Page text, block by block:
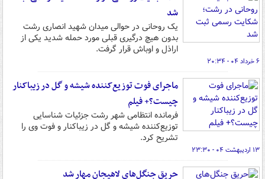
شد
یک روحانی در حوالی میدان شهید انصاری رشت
بدون هیچ درگیری قبلی مورد حمله شدید یکی از
اراذل و اوباش قرار گرفت.
۶ خرداد ۰۴ - ۲۰:۳۴
ماجرای فوت توزیع‌کننده شیشه و گل در زیباکنار
چیست؟+ فیلم
فرمانده انتظامی شهر رشت جزئیات شناسایی
توزیع‌کننده شیشه و گل در زیباکنار و فوت وی را
تشریح کرد.
۱۳ اردیبهشت ۰۴ - ۲۳:۳۰
حریق جنگل‌های لاهیجان مهار شد